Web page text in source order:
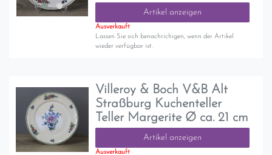
Artikel anzeigen
Ausverkauft
Lassen Sie sich benachrichigen, wenn der Artikel
wieder verfügbar ist.
Villeroy & Boch V&B Alt
Straßburg Kuchenteller
Teller Margerite Ø ca. 21 cm
Artikel anzeigen
Ausverkauft